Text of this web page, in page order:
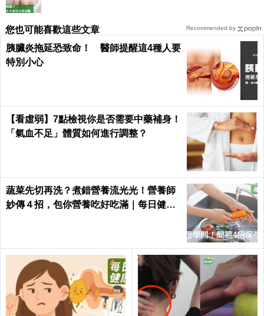
您也可能喜歡這些文章
胰臟炎拖延恐致命！ 醫師提醒這4種人要
特別小心
【看虛弱】7點檢視你是否需要中藥補身！
「氣血不足」體質如何進行調整？
蔬菜先切再洗？煮錯營養流光光！營養師
妙傳４招，包你營養吃好吃滿｜每日健康
Recommended by